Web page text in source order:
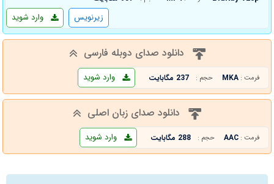
وارد شوید زیرنویس
دانلود صدای دوبله فارسی
فرمت : MKA حجم : 237 مگابایت وارد شوید
دانلود صدای زبان اصلی
فرمت : AAC حجم : 288 مگابایت وارد شوید